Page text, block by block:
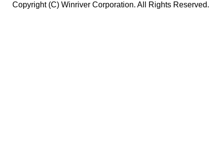
Copyright (C) Winriver Corporation. All Rights Reserved.